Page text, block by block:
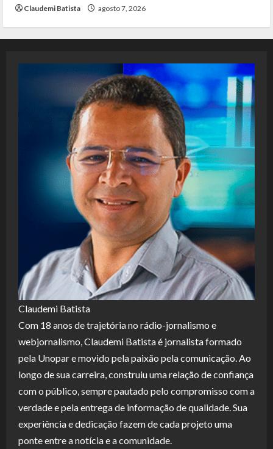
Claudemi Batista agosto 7, 2026
Claudemi Batista
Com 18 anos de trajetória no rádio-jornalismo e
webjornalismo, Claudemi Batista é jornalista formado
pela Unopar e movido pela paixão pela comunicação. Ao
longo de sua carreira, construiu uma relação de confiança
com o público, sempre pautado pelo compromisso com a
verdade e pela entrega de informação de qualidade. Sua
experiência e dedicação fazem de cada projeto uma
ponte entre a notícia e a comunidade.